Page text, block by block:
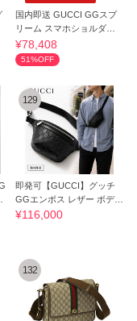
国内即送 GUCCI GGスプ
リーム スマホショルダー 7
24357
¥78,408
51%OFF
129
即発可【GUCCI】グッチ
GGエンボス レザー ボディ
バッグ ギフト
¥116,000
132